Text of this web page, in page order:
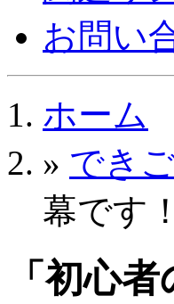
お問い
ホーム
» でき
幕です！
「初心